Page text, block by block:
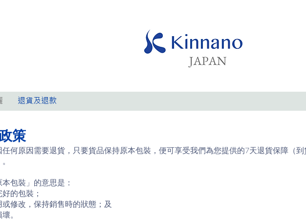
退貨及退款
策
任何原因需要退貨，只要貨品保持原本包裝，便可享受我們為您提供的7天退貨保障（
本包裝」的意思是：
的包裝；
或修改，保持銷售時的狀態；及
。